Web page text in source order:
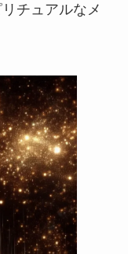
チュアルなメ